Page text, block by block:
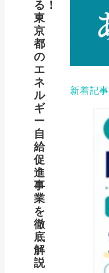
る！
東
京
都
の
エ
ネ
ル
ギ
ー
自
給
促
進
事
業
を
徹
底
解
説
新着記事